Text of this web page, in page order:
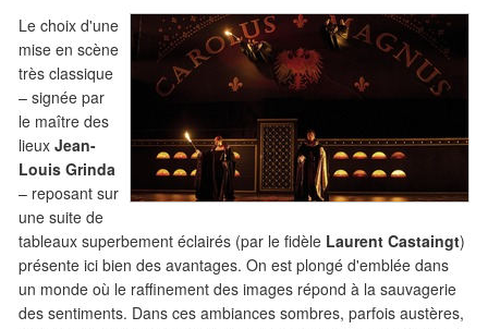
Le choix d'une
mise en scène
très classique
– signée par
le maître des
lieux Jean-
Louis Grinda
– reposant sur
une suite de
tableaux superbement éclairés (par le fidèle Laurent Castaingt)
présente ici bien des avantages. On est plongé d'emblée dans
un monde où le raffinement des images répond à la sauvagerie
des sentiments. Dans ces ambiances sombres, parfois austères,